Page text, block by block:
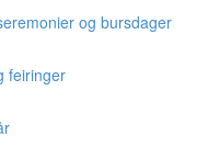
og bursdager
feiringer